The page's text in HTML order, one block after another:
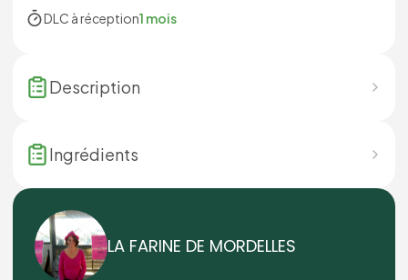
DLC à réception1 mois
Description
Ingrédients
LA FARINE DE MORDELLES